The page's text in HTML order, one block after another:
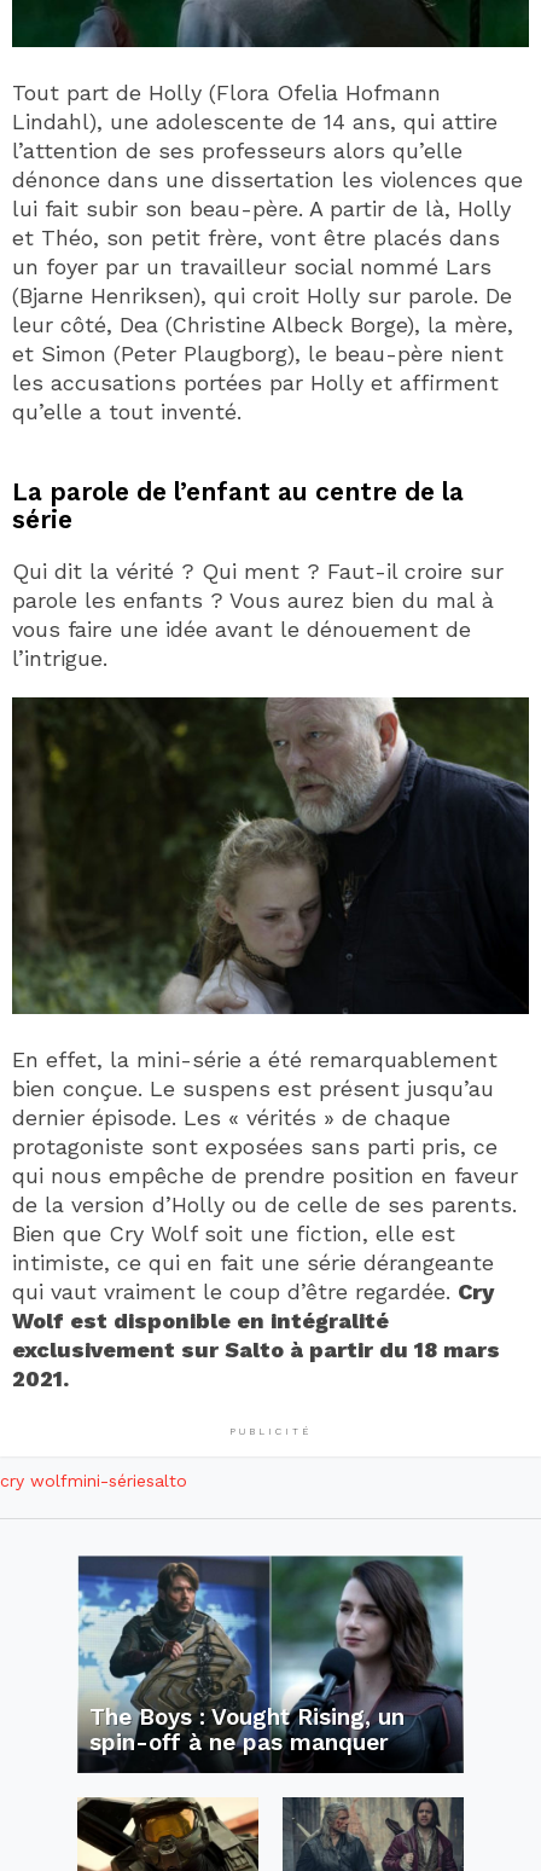
Tout part de Holly (Flora Ofelia Hofmann
Lindahl), une adolescente de 14 ans, qui attire
l’attention de ses professeurs alors qu’elle
dénonce dans une dissertation les violences que
lui fait subir son beau-père. A partir de là, Holly
et Théo, son petit frère, vont être placés dans
un foyer par un travailleur social nommé Lars
(Bjarne Henriksen), qui croit Holly sur parole. De
leur côté, Dea (Christine Albeck Borge), la mère,
et Simon (Peter Plaugborg), le beau-père nient
les accusations portées par Holly et affirment
qu’elle a tout inventé.
La parole de l’enfant au centre de la
série
Qui dit la vérité ? Qui ment ? Faut-il croire sur
parole les enfants ? Vous aurez bien du mal à
vous faire une idée avant le dénouement de
l’intrigue.
En effet, la mini-série a été remarquablement
bien conçue. Le suspens est présent jusqu’au
dernier épisode. Les « vérités » de chaque
protagoniste sont exposées sans parti pris, ce
qui nous empêche de prendre position en faveur
de la version d’Holly ou de celle de ses parents.
Bien que Cry Wolf soit une fiction, elle est
intimiste, ce qui en fait une série dérangeante
qui vaut vraiment le coup d’être regardée. Cry
Wolf est disponible en intégralité
exclusivement sur Salto à partir du 18 mars
2021.
PUBLICITÉ
cry wolfmini-sériesalto
The Boys : Vought Rising, un
spin-off à ne pas manquer